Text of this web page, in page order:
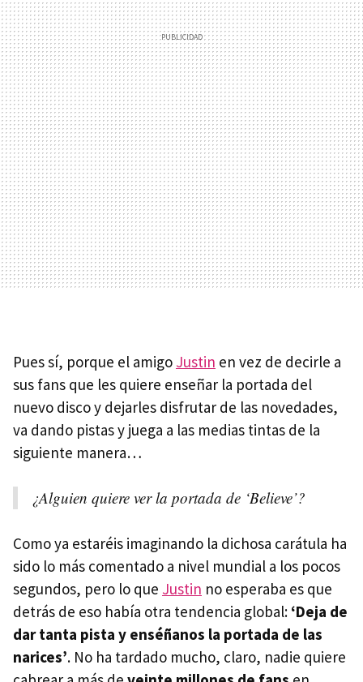
Pues sí, porque el amigo Justin en vez de decirle a
sus fans que les quiere enseñar la portada del
nuevo disco y dejarles disfrutar de las novedades,
va dando pistas y juega a las medias tintas de la
siguiente manera…
¿Alguien quiere ver la portada de ‘Believe’?
Como ya estaréis imaginando la dichosa carátula ha
sido lo más comentado a nivel mundial a los pocos
segundos, pero lo que Justin no esperaba es que
detrás de eso había otra tendencia global: ‘Deja de
dar tanta pista y enséñanos la portada de las
narices’. No ha tardado mucho, claro, nadie quiere